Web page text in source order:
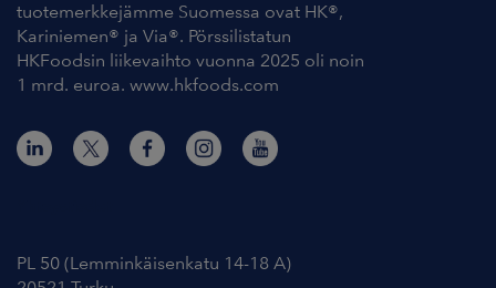
tuotemerkkejämme Suomessa ovat HK®,
Kariniemen® ja Via®. Pörssilistatun
HKFoodsin liikevaihto vuonna 2025 oli noin
1 mrd. euroa. www.hkfoods.com
PL 50 (Lemminkäisenkatu 14-18 A)